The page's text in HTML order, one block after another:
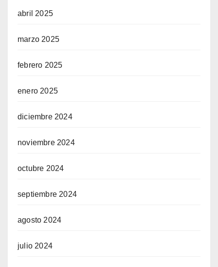
abril 2025
marzo 2025
febrero 2025
enero 2025
diciembre 2024
noviembre 2024
octubre 2024
septiembre 2024
agosto 2024
julio 2024